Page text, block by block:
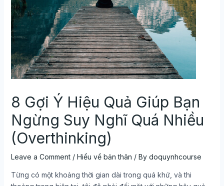
8 Gợi Ý Hiệu Quả Giúp Bạn
Ngừng Suy Nghĩ Quá Nhiều
(Overthinking)
Leave a Comment / Hiểu về bản thân / By doquynhcourse
Từng có một khoảng thời gian dài trong quá khứ, và thi